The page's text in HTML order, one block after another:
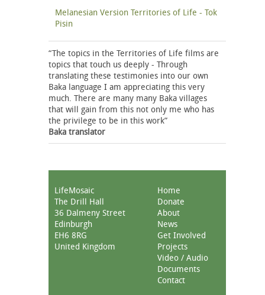
Melanesian Version Territories of Life - Tok
Pisin
“The topics in the Territories of Life films are
topics that touch us deeply - Through
translating these testimonies into our own
Baka language I am appreciating this very
much. There are many many Baka villages
that will gain from this not only me who has
the privilege to be in this work”
Baka translator
LifeMosaic
The Drill Hall
36 Dalmeny Street
Edinburgh
EH6 8RG
United Kingdom
Home
Donate
About
News
Get Involved
Projects
Video / Audio
Documents
Contact